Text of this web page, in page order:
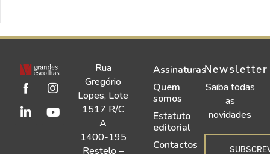
Rua
Gregório
Lopes, Lote
1517 R/C
A
1400-195
Restelo –
Assinaturas
Quem
somos
Estatuto
editorial
Contactos
Newsletter
Saiba todas
as
novidades